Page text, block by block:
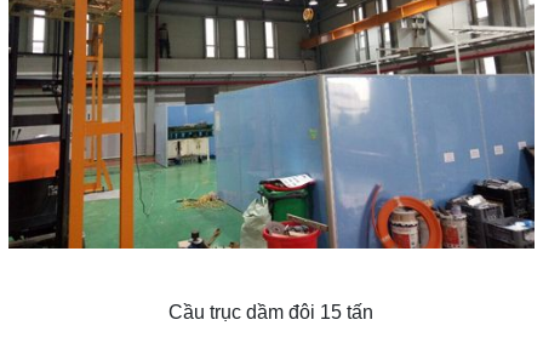
Cầu trục dầm đôi 15 tấn